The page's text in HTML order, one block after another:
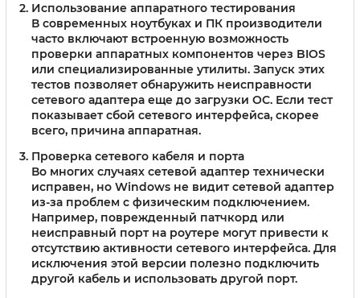
Использование аппаратного тестирования
В современных ноутбуках и ПК производители
часто включают встроенную возможность
проверки аппаратных компонентов через BIOS
или специализированные утилиты. Запуск этих
тестов позволяет обнаружить неисправности
сетевого адаптера еще до загрузки ОС. Если тест
показывает сбой сетевого интерфейса, скорее
всего, причина аппаратная.
Проверка сетевого кабеля и порта
Во многих случаях сетевой адаптер технически
исправен, но Windows не видит сетевой адаптер
из-за проблем с физическим подключением.
Например, поврежденный патчкорд или
неисправный порт на роутере могут привести к
отсутствию активности сетевого интерфейса. Для
исключения этой версии полезно подключить
другой кабель и использовать другой порт.